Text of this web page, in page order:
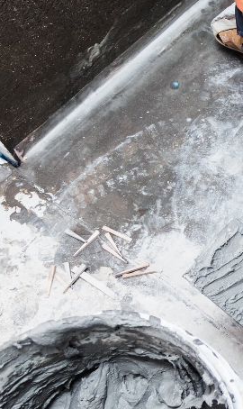
im eigenen
in
Öd
Badezimmer:
Komfort vereinen
im Alltagsteigern.
& Kostenfrei
Beratungvon
funktionale Gestaltung
Förderungs-
Wolfgang Öd